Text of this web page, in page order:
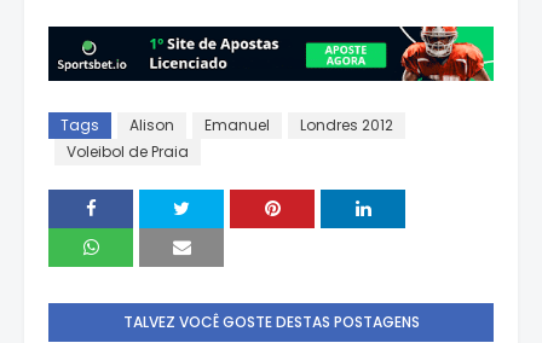
Tags Alison Emanuel
Londres 2012
Voleibol de Praia
TALVEZ VOCÊ GOSTE DESTAS POSTAGENS